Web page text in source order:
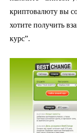
криптовалюту вы
хотите получить
курс”.